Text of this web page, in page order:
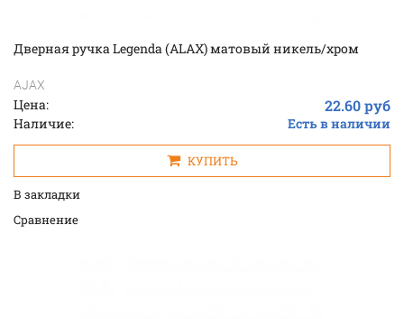
Дверная ручка Legenda (ALAX) матовый никель/хром
AJAX
Цена: 22.60 руб
Наличие: Есть в наличии
КУПИТЬ
В закладки
Cравнение